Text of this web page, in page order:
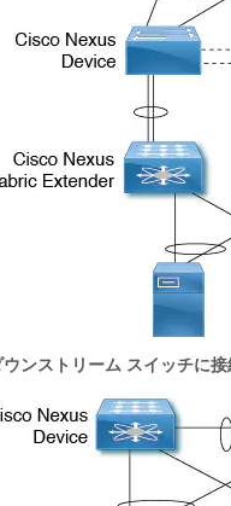
ウンストリーム スイッチに